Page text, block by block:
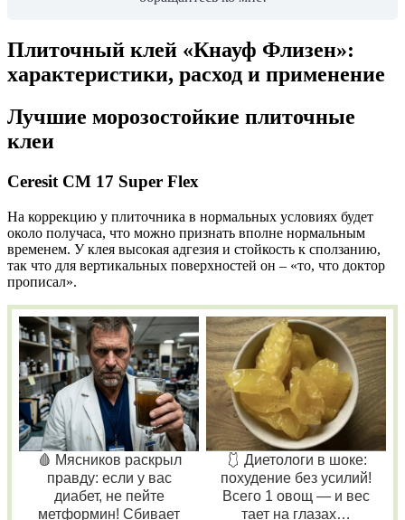
Плиточный клей «Кнауф Флизен»:
характеристики, расход и применение
Лучшие морозостойкие плиточные
клеи
Ceresit СМ 17 Super Flex
На коррекцию у плиточника в нормальных условиях будет
около получаса, что можно признать вполне нормальным
временем. У клея высокая адгезия и стойкость к сползанию,
так что для вертикальных поверхностей он – «то, что доктор
прописал».
🩸 Мясников раскрыл
правду: если у вас
диабет, не пейте
метформин! Сбивает
🩱 Диетологи в шоке:
похудение без усилий!
Всего 1 овощ — и вес
тает на глазах…